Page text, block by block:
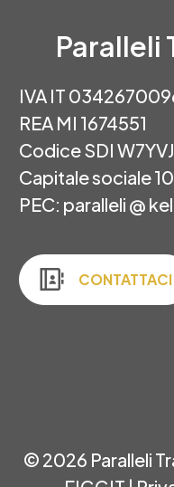
Paralleli
IVA IT
REA MI 1674551
Codice SDI
Capitale sociale
PEC: paralleli @
CONTATTACI
© 2026 Paralleli